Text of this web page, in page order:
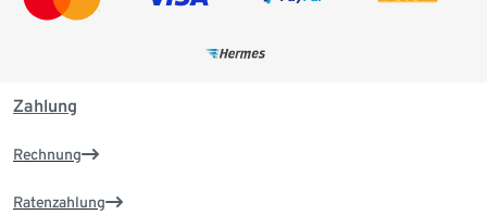
Zahlung
Rechnung
Ratenzahlung